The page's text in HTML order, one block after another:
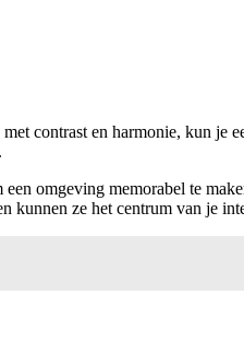
contrast en harmonie, kun je
omgeving memorabel te
kunnen ze het centrum van je